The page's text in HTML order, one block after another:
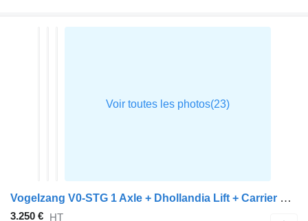
Vogelzang V0-STG 1 Axle + Dhollandia Lift + Carrier Vector 1850
3.250 € HT